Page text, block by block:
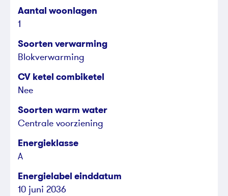
Aantal woonlagen
1
Soorten verwarming
Blokverwarming
CV ketel combiketel
Nee
Soorten warm water
Centrale voorziening
Energieklasse
A
Energielabel einddatum
10 juni 2036